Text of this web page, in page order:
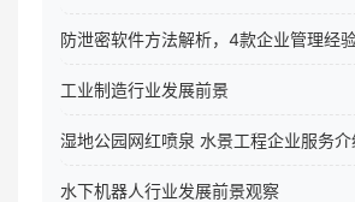
防泄密软件方法解析，4款企业管理经
工业制造行业发展前景
湿地公园网红喷泉 水景工程企业服务介
水下机器人行业发展前景观察